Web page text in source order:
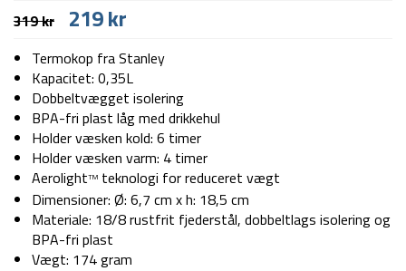
319kr Den
oprindelige
pris
var:
319 kr.
219kr
pris
er:
219 kr.
Termokop fra Stanley
Kapacitet: 0,35L
Dobbeltvægget isolering
BPA-fri plast låg med drikkehul
Holder væsken kold: 6 timer
Holder væsken varm: 4 timer
AerolightTM teknologi for reduceret vægt
Dimensioner: Ø: 6,7 cm x h: 18,5 cm
Materiale: 18/8 rustfrit fjederstål, dobbeltlags isolering og
BPA-fri plast
Vægt: 174 gram